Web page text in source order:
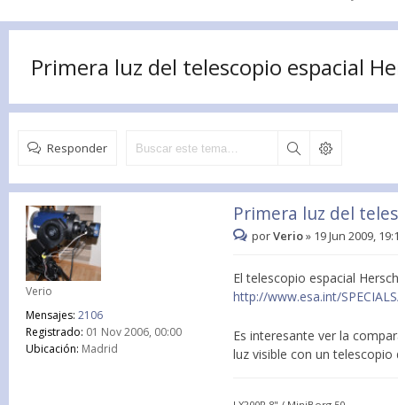
Primera luz del telescopio espacial
Responder
Verio
Mensajes: 2106
Registrado: 01 Nov 2006, 00:00
Ubicación: Madrid
Primera luz del
porVerio» 19 Jun 2009,
El telescopio espacial
http://www.esa.int/
Es interesante ver la
luz visible con un